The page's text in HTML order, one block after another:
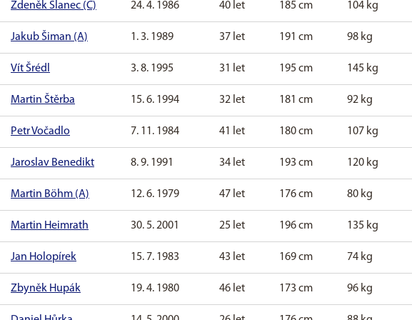
Zdeněk Slanec (C) 24. 4. 1986 40 let 185 cm 104 kg
Jakub Šiman (A) 1. 3. 1989 37 let 191 cm 98 kg
Vít Šrédl 3. 8. 1995 31 let 195 cm 145 kg
Martin Štěrba 15. 6. 1994 32 let 181 cm 92 kg
Petr Vočadlo 7. 11. 1984 41 let 180 cm 107 kg
Jaroslav Benedikt 8. 9. 1991 34 let 193 cm 120 kg
Martin Böhm (A) 12. 6. 1979 47 let 176 cm 80 kg
Martin Heimrath 30. 5. 2001 25 let 196 cm 135 kg
Jan Holopírek 15. 7. 1983 43 let 169 cm 74 kg
Zbyněk Hupák 19. 4. 1980 46 let 173 cm 96 kg